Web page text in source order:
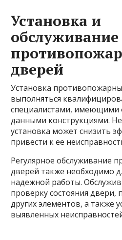
Установка и
обслуживание
дверей
Установка
выполняться
специалистами, имеющими
данными конструкциями.
установка может снизить
привести к ее
Регулярное обслуживание
дверей также необходимо
надежной работы.
проверку состояния двери,
других элементов, а также
выявленных